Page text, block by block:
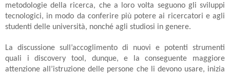
metodologie della ricerca, che a loro volta seguono gli sviluppi
tecnologici, in modo da conferire più potere ai ricercatori e agli
studenti delle università, nonché agli studiosi in genere.
La discussione sull’accoglimento di nuovi e potenti strumenti
quali i discovery tool, dunque, e la conseguente maggiore
attenzione all’istruzione delle persone che li devono usare, inizia